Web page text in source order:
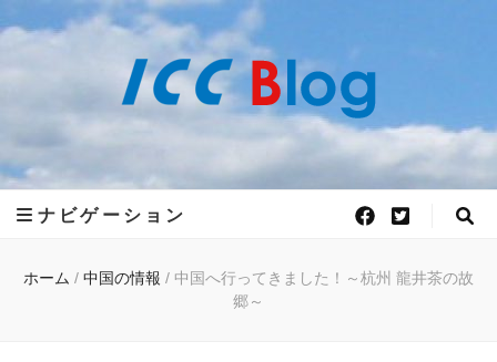
世界50ヵ国語
ICC外語学院の
公式ブログ
語学院がお届けする 世界各国の最新情報をお届けします。
ナビゲーション
ホーム / 中国の情報 / 中国へ行ってきました！～杭州 龍井茶の故
郷～